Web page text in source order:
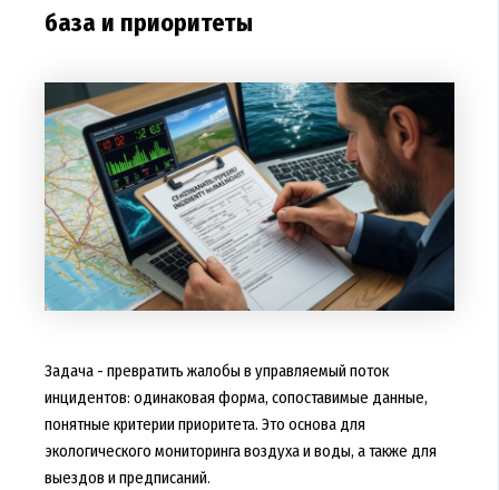
база и приоритеты
Задача - превратить жалобы в управляемый поток
инцидентов: одинаковая форма, сопоставимые данные,
понятные критерии приоритета. Это основа для
экологического мониторинга воздуха и воды, а также для
выездов и предписаний.